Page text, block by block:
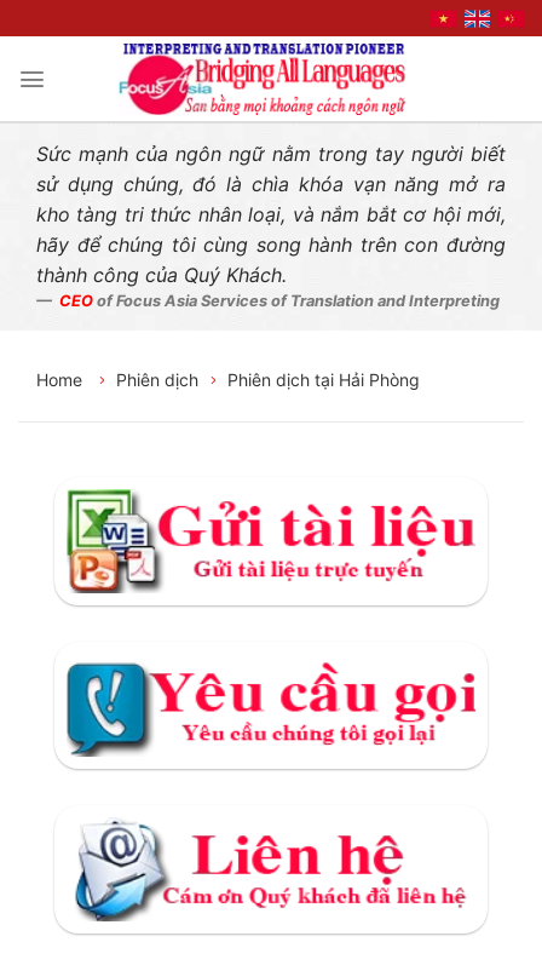
Sức mạnh của ngôn ngữ nằm trong tay người biết
sử dụng chúng, đó là chìa khóa vạn năng mở ra
kho tàng tri thức nhân loại, và nắm bắt cơ hội mới,
hãy để chúng tôi cùng song hành trên con đường
thành công của Quý Khách.
CEO of Focus Asia Services of Translation and Interpreting
Home Phiên dịch Phiên dịch tại Hải Phòng